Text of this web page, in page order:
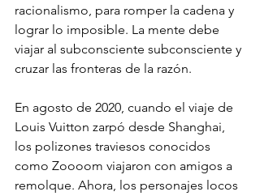
racionalismo, para romper la cadena y
lograr lo imposible. La mente debe
viajar al subconsciente subconsciente y
cruzar las fronteras de la razón.
En agosto de 2020, cuando el viaje de
Louis Vuitton zarpó desde Shanghai,
los polizones traviesos conocidos
como Zoooom viajaron con amigos a
remolque. Ahora, los personajes locos